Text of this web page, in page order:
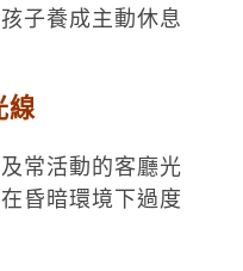
子養成主動休息
線
常活動的客廳光
昏暗環境下過度